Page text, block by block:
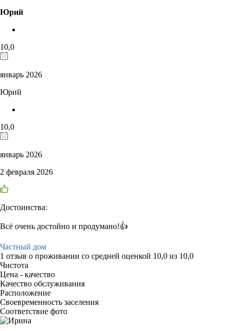
Юрий
10,0
январь 2026
Юрий
10,0
январь 2026
2 февраля 2026
Достоинства:
Всё очень достойно и продумано!👍
Частный дом
1 отзыв о проживании со средней оценкой 10,0 из 10,0
Чистота
Цена - качество
Качество обслуживания
Расположение
Своевременность заселения
Соответствие фото